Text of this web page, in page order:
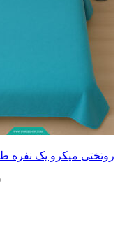
یک نفره طرح ساده رنگ